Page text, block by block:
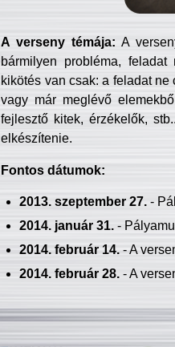
A verseny témája: A
bármilyen probléma, feladat
kikötés van csak: a feladat
vagy már meglévő
fejlesztő kitek, érzékelők,
elkészítenie.
Fontos dátumok:
2013. szeptember 27.-
2014. január 31.-
2014. február 14.- A
2014. február 28.- A